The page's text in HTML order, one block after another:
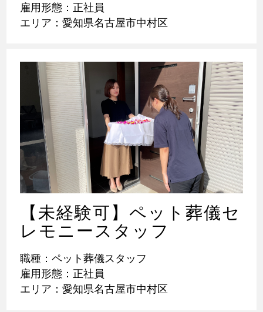
雇用形態：正社員
エリア：愛知県名古屋市中村区
【未経験可】ペット葬儀セ
レモニースタッフ
職種：ペット葬儀スタッフ
雇用形態：正社員
エリア：愛知県名古屋市中村区